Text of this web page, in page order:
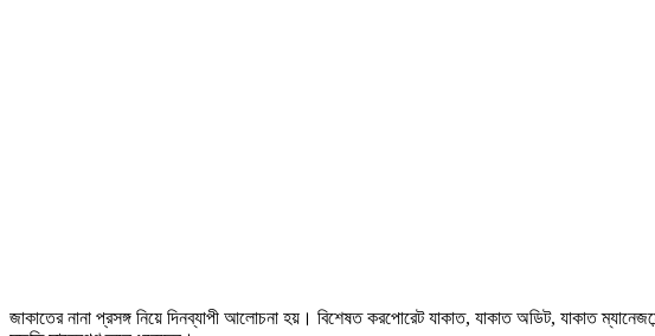
জাকাতের নানা প্রসঙ্গ নিয়ে দিনব্যাপী আলোচনা হয়। বিশেষত করপোরেট যাকাত, যাকাত অডিট, যাকাত